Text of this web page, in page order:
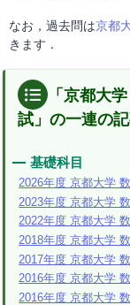
なお，過去問は京都
きます．
「京都大
試」の一連の
基礎科目
2026年度 京都大学
2023年度 京都大学
2022年度 京都大学
2018年度 京都大学
2017年度 京都大学
2016年度 京都大学
2016年度 京都大学